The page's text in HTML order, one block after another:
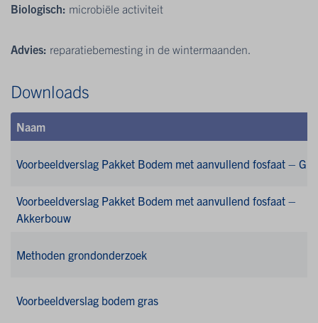
Biologisch: microbiële activiteit
Advies: reparatiebemesting in de wintermaanden.
Downloads
Naam
Voorbeeldverslag Pakket Bodem met aanvullend fosfaat –
Voorbeeldverslag Pakket Bodem met aanvullend fosfaat –
Akkerbouw
Methoden grondonderzoek
Voorbeeldverslag bodem gras